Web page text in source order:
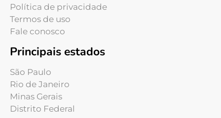
Política de privacidade
Termos de uso
Fale conosco
Principais estados
São Paulo
Rio de Janeiro
Minas Gerais
Distrito Federal